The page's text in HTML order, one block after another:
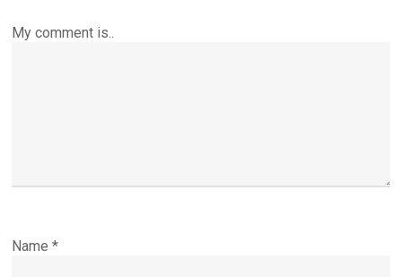
My comment is..
Name*